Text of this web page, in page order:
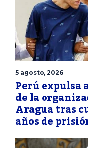
5 agosto, 2026
Perú expulsa
de la
Aragua tras
años de